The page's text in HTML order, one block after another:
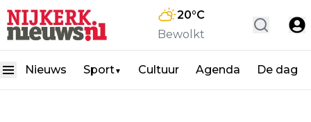
20°C
Bewolkt
Nieuws Sport▼ Cultuur Agenda De dag